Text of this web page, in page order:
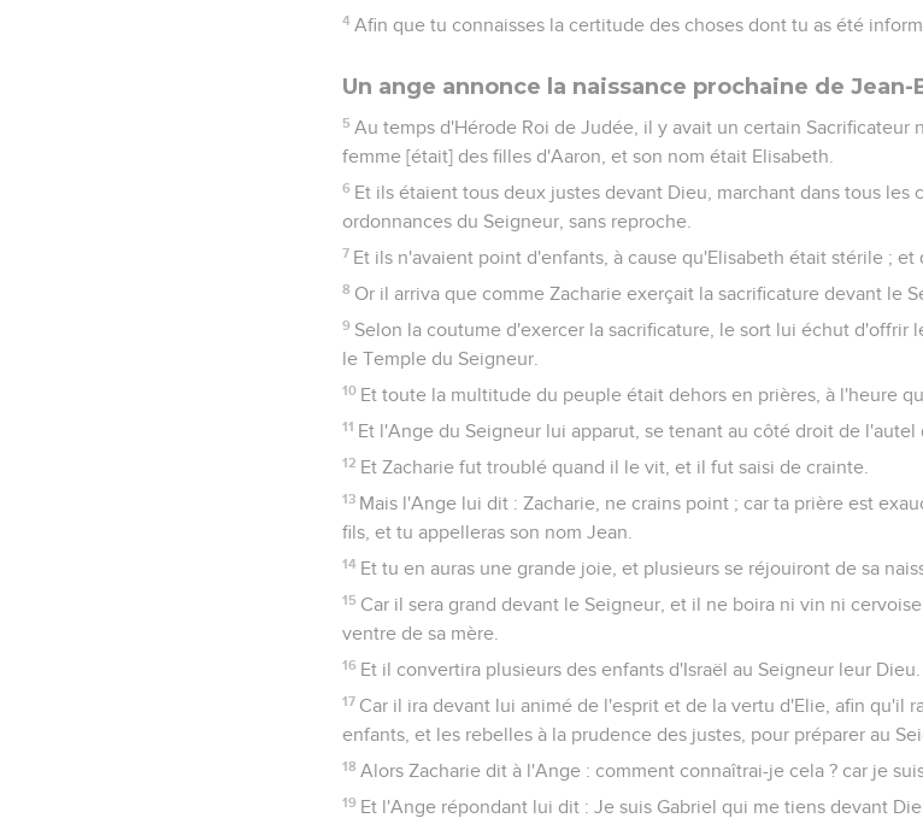
4 Afin que tu connaisses la certitude des choses dont tu as été
Un ange annonce la naissance prochaine de
5 Au temps d'Hérode Roi de Judée, il y avait un certain Sacrificateur
femme [était] des filles d'Aaron, et son nom était Elisabeth.
6 Et ils étaient tous deux justes devant Dieu, marchant dans tous les
ordonnances du Seigneur, sans reproche.
7 Et ils n'avaient point d'enfants, à cause qu'Elisabeth était stérile ; et
8 Or il arriva que comme Zacharie exerçait la sacrificature devant le
9 Selon la coutume d'exercer la sacrificature, le sort lui échut d'offrir
le Temple du Seigneur.
10 Et toute la multitude du peuple était dehors en prières, à l'heure
11 Et l'Ange du Seigneur lui apparut, se tenant au côté droit de l'autel
12 Et Zacharie fut troublé quand il le vit, et il fut saisi de crainte.
13 Mais l'Ange lui dit : Zacharie, ne crains point ; car ta prière est
fils, et tu appelleras son nom Jean.
14 Et tu en auras une grande joie, et plusieurs se réjouiront de sa
15 Car il sera grand devant le Seigneur, et il ne boira ni vin ni
ventre de sa mère.
16 Et il convertira plusieurs des enfants d'Israël au Seigneur leur Dieu.
17 Car il ira devant lui animé de l'esprit et de la vertu d'Elie, afin qu'il
enfants, et les rebelles à la prudence des justes, pour préparer au
18 Alors Zacharie dit à l'Ange : comment connaîtrai-je cela ? car je
19 Et l'Ange répondant lui dit : Je suis Gabriel qui me tiens devant